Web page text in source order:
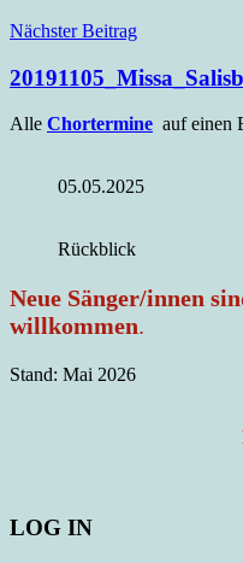
Nächster Beitrag
Alle Chortermine auf einen
05.05.2025
Rückblick
Neue Sänger/innen
willkommen.
Stand: Mai 2026
LOG IN